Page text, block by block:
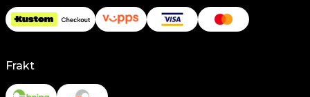
Frakt